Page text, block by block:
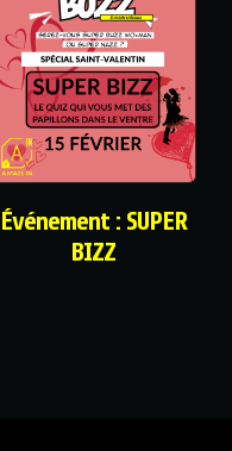
Événement : SUPER
BIZZ